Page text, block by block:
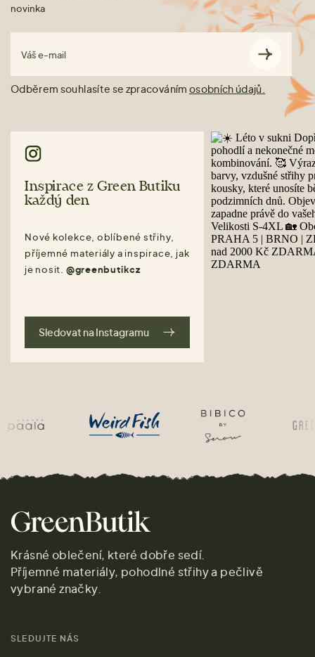
novinka
Váš e-mail
Odběrem souhlasíte se zpracováním osobních údajů.
Inspirace z Green Butiku
každý den
Nové kolekce, oblíbené střihy,
příjemné materiály a inspirace, jak
je nosit. @greenbutikcz
Sledovat na Instagramu
Krásné oblečení, které dobře sedí.
Příjemné materiály, pohodlné střihy a pečlivě
vybrané značky.
SLEDUJTE NÁS